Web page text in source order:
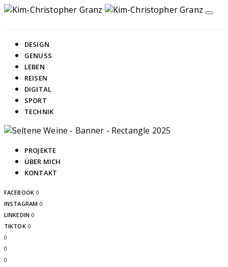
DESIGN
GENUSS
LEBEN
REISEN
DIGITAL
SPORT
TECHNIK
PROJEKTE
ÜBER MICH
KONTAKT
FACEBOOK 0
INSTAGRAM 0
LINKEDIN 0
TIKTOK 0
0
0
0